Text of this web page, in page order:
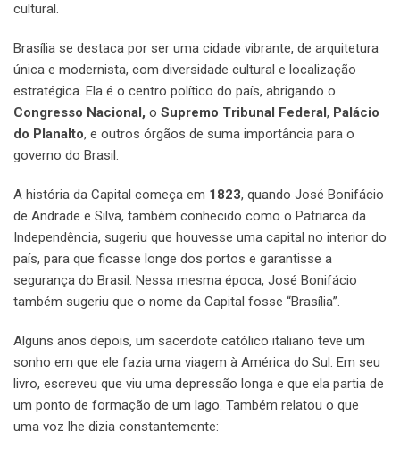
cultural.
Brasília se destaca por ser uma cidade vibrante, de arquitetura
única e modernista, com diversidade cultural e localização
estratégica. Ela é o centro político do país, abrigando o
Congresso Nacional, o Supremo Tribunal Federal, Palácio
do Planalto, e outros órgãos de suma importância para o
governo do Brasil.
A história da Capital começa em 1823, quando José Bonifácio
de Andrade e Silva, também conhecido como o Patriarca da
Independência, sugeriu que houvesse uma capital no interior do
país, para que ficasse longe dos portos e garantisse a
segurança do Brasil. Nessa mesma época, José Bonifácio
também sugeriu que o nome da Capital fosse “Brasília”.
Alguns anos depois, um sacerdote católico italiano teve um
sonho em que ele fazia uma viagem à América do Sul. Em seu
livro, escreveu que viu uma depressão longa e que ela partia de
um ponto de formação de um lago. Também relatou o que
uma voz lhe dizia constantemente: